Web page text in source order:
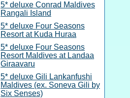
5* deluxe Conrad Maldives
Rangali Island
5* deluxe Four Seasons
Resort at Kuda Huraa
5* deluxe Four Seasons
Resort Maldives at Landaa
Giraavaru
5* deluxe Gili Lankanfushi
Maldives (ex. Soneva Gili by
Six Senses)